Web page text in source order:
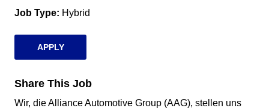
Job Type
Hybrid
APPLY
Share This Job
Wir, die Alliance Automotive Group (AAG), stellen uns